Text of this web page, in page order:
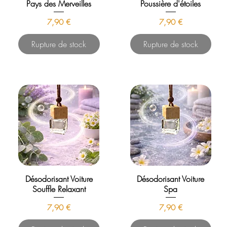
Pays des Merveilles
Prix
7,90 €
Rupture de stock
Poussière d'étoiles
Prix
7,90 €
Rupture de stock
Désodorisant Voiture
Souffle Relaxant
Prix
7,90 €
Désodorisant Voiture
Spa
Prix
7,90 €